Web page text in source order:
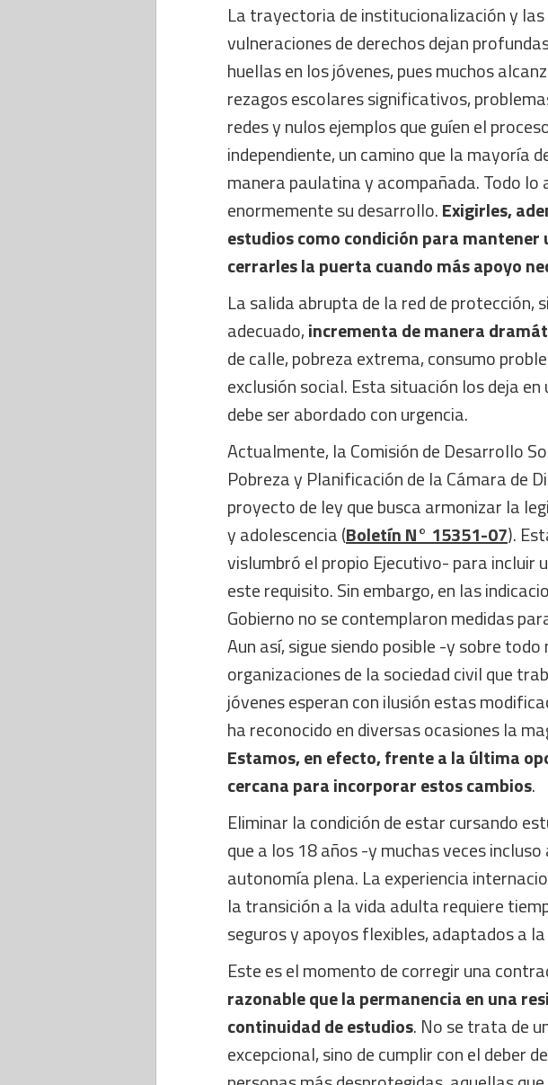
La trayectoria de institucionalización y
vulneraciones de derechos dejan
huellas en los jóvenes, pues muchos
rezagos escolares significativos,
redes y nulos ejemplos que guíen el
independiente, un camino que la mayoría
manera paulatina y acompañada. Todo
enormemente su desarrollo.Exigirles,
estudios como condición para mantener
cerrarles la puerta cuando más apoyo
La salida abrupta de la red de protección,
adecuado,incrementa de manera
de calle, pobreza extrema, consumo
exclusión social. Esta situación los deja
debe ser abordado con urgencia.
Actualmente, la Comisión de Desarrollo
Pobreza y Planificación de la Cámara de
proyecto de ley que busca armonizar la
y adolescencia (Boletín N° 15351-07).
vislumbró el propio Ejecutivo- para incluir
este requisito. Sin embargo, en las
Gobierno no se contemplaron medidas
Aun así, sigue siendo posible -y sobre
organizaciones de la sociedad civil que
jóvenes esperan con ilusión estas
ha reconocido en diversas ocasiones la
Estamos, en efecto, frente a la última
cercana para incorporar estos cambios.
Eliminar la condición de estar cursando
que a los 18 años -y muchas veces
autonomía plena. La experiencia
la transición a la vida adulta requiere
seguros y apoyos flexibles, adaptados a
Este es el momento de corregir una
razonable que la permanencia en una
continuidad de estudios. No se trata de
excepcional, sino de cumplir con el deber